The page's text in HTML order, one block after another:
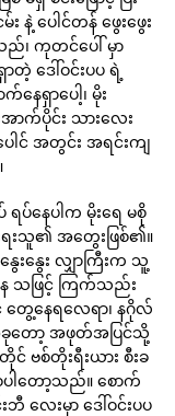
နဲ့ ပေါင်တန် ဖွေးဖွေး
၊ ကုတင်ပေါ် မှာ
တဲ့ ဒေါ်ဝင်းပပ ရဲ့
ေရှာပေါ့၊ မိုး
ာက်ပိုင်း သားလေး
ါင် အတွင်း အရင်းကျ
နေပါက မိုးရေ မစို
းသူ၏ အတွေးဖြစ်၏။
းနွေး လျှာကြီးက သူ့
သဖြင့် ကြက်သည်း
တွေ့နေရလေရာ၊ နဂိုလ်
ခုတော့ အဖုတ်အပြင်သို့
ဗစ်တိုးရီးယား စီးခ
ါတော့သည်။ စောက်
လေးမှာ ဒေါ်ဝင်းပပ